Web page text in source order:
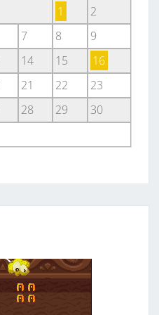
1
2
7 8
9
14 15
16
21 22
23
28 29
30